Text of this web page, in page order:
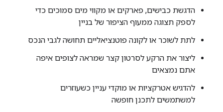
הדגשת כבישים, פארקים או מקווי מים סמוכים כדי
לספק תצוגה ממעוף הציפור של בניין
לתת לשוכר או לקונה פוטנציאליים תחושה לגבי הנכס
ליצור את הרקע לסרטון קצר שמראה לצופים איפה
אתם נמצאים
להדגיש אטרקציות או מוקדי עניין כשעוזרים
למשתמשים לתכנן חופשה